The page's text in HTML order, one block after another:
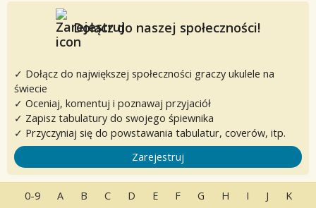
Dołącz do naszej społeczności!
✓ Dołącz do największej społeczności graczy ukulele na
świecie
✓ Oceniaj, komentuj i poznawaj przyjaciół
✓ Zapisz tabulatury do swojego śpiewnika
✓ Przyczyniaj się do powstawania tabulatur, coverów, itp.
Zarejestruj
0-9 A B C D E F G H I J K